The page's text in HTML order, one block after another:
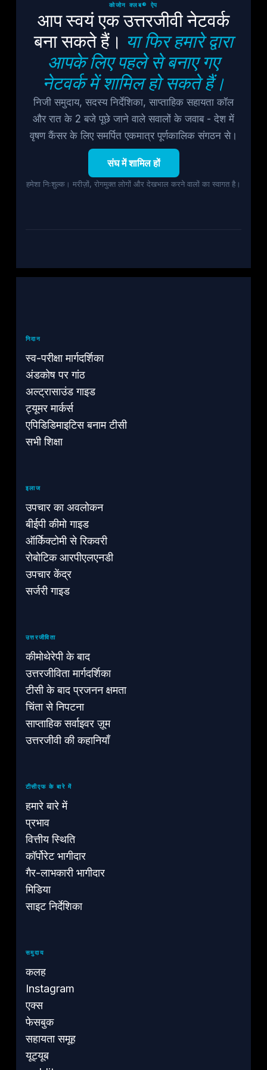
कोजोन क्लब® ऐप
आप स्वयं एक उत्तरजीवी नेटवर्क
बना सकते हैं। या फिर हमारे द्वारा
आपके लिए पहले से बनाए गए
नेटवर्क में शामिल हो सकते हैं।
निजी समुदाय, सदस्य निर्देशिका, साप्ताहिक सहायता कॉल
और रात के 2 बजे पूछे जाने वाले सवालों के जवाब - देश में
वृषण कैंसर के लिए समर्पित एकमात्र पूर्णकालिक संगठन से।
संघ में शामिल हों
हमेशा निःशुल्क। मरीज़ों, रोगमुक्त लोगों और देखभाल करने वालों का स्वागत है।
निदान
स्व-परीक्षा मार्गदर्शिका
अंडकोष पर गांठ
अल्ट्रासाउंड गाइड
ट्यूमर मार्कर्स
एपिडिडिमाइटिस बनाम टीसी
सभी शिक्षा
इलाज
उपचार का अवलोकन
बीईपी कीमो गाइड
ऑर्किेक्टोमी से रिकवरी
रोबोटिक आरपीएलएनडी
उपचार केंद्र
सर्जरी गाइड
उत्तरजीविता
कीमोथेरेपी के बाद
उत्तरजीविता मार्गदर्शिका
टीसी के बाद प्रजनन क्षमता
चिंता से निपटना
साप्ताहिक सर्वाइवर ज़ूम
उत्तरजीवी की कहानियाँ
टीसीएफ के बारे में
हमारे बारे में
प्रभाव
वित्तीय स्थिति
कॉर्पोरेट भागीदार
गैर-लाभकारी भागीदार
मिडिया
साइट निर्देशिका
समुदाय
कलह
Instagram
एक्स
फेसबुक
सहायता समूह
यूट्यूब